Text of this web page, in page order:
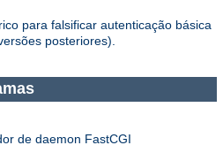
para falsificar autenticação básica
posteriores).
de daemon FastCGI